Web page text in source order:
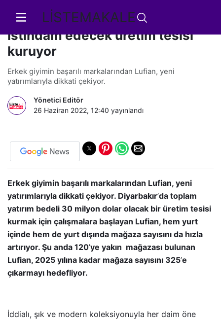
LİSTEMAKALE
Lufian Diyarbakır’da 2 bin kişiyi
istihdam edecek üretim tesisi
kuruyor
Erkek giyimin başarılı markalarından Lufian, yeni
yatırımlarıyla dikkati çekiyor.
Yönetici Editör
26 Haziran 2022, 12:40 yayınlandı
Erkek giyimin başarılı markalarından Lufian, yeni
yatırımlarıyla dikkati çekiyor. Diyarbakır’da toplam
yatırım bedeli 30 milyon dolar olacak bir üretim tesisi
kurmak için çalışmalara başlayan Lufian, hem yurt
içinde hem de yurt dışında mağaza sayısını da hızla
artırıyor. Şu anda 120’ye yakın mağazası bulunan
Lufian, 2025 yılına kadar mağaza sayısını 325’e
çıkarmayı hedefliyor.
İddialı, şık ve modern koleksiyonuyla her daim öne